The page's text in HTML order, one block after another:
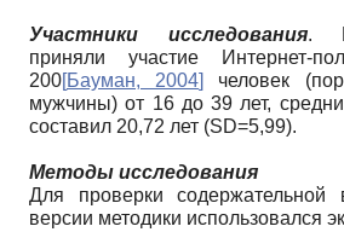
Участники исследования. В
приняли участие Интернет-
200[Бауман, 2004]
человек
мужчины) от 16 до 39 лет,
составил 20,72 лет (SD=5,99).
Методы исследования
Для проверки содержательной
версии методики использовался